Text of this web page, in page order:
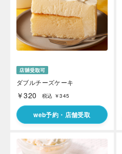
ダブルチーズケーキ
￥320 税込 ￥345
web予約・店舗受取